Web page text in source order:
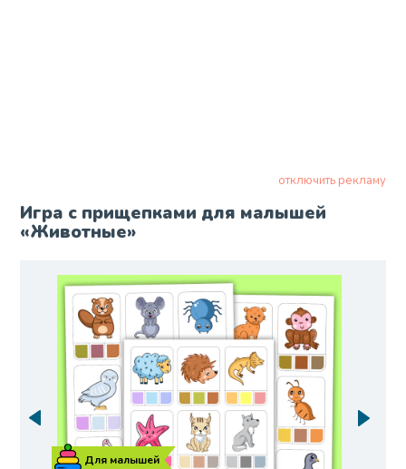
отключить рекламу
Игра с прищепками для малышей
«Животные»
Для малышей